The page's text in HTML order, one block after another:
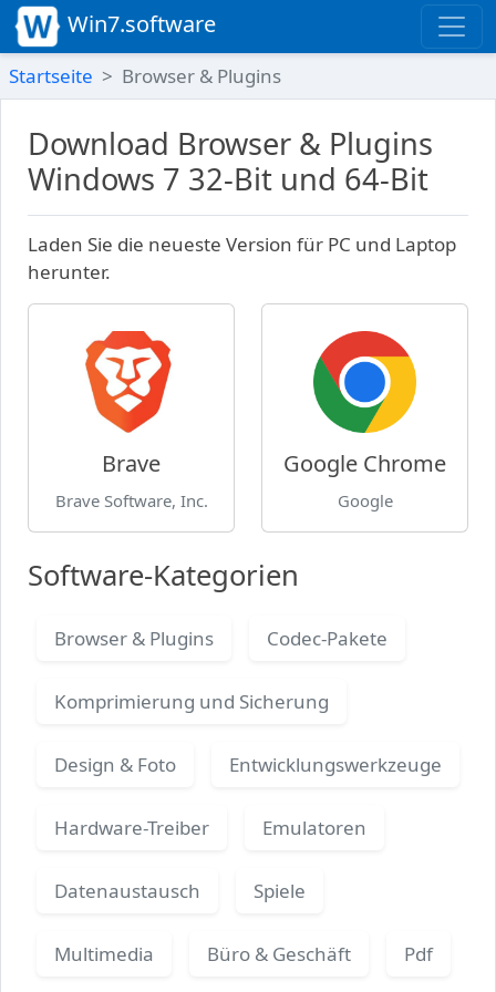
Win7.software
Startseite Browser & Plugins
Download Browser & Plugins
Windows 7 32-Bit und 64-Bit
Laden Sie die neueste Version für PC und Laptop
herunter.
Brave
Brave Software, Inc.
Google Chrome
Google
Software-Kategorien
Browser & Plugins Codec-Pakete
Komprimierung und Sicherung
Design & Foto Entwicklungswerkzeuge
Hardware-Treiber Emulatoren
Datenaustausch Spiele
Multimedia Büro & Geschäft Pdf